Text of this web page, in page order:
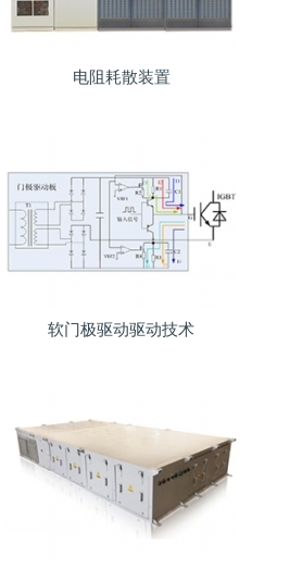
电阻耗散装置
软门极驱动驱动技术